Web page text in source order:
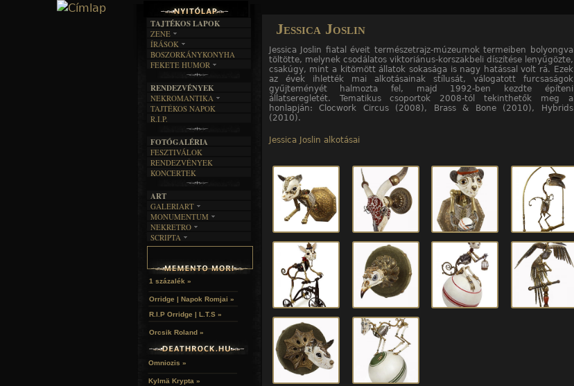
Jessica Joslin
Jessica Joslin fiatal éveit természetrajz-múzeumok termeiben bolyongva
töltötte, melynek csodálatos viktoriánus-korszakbeli díszítése lenyűgözte,
csakúgy, mint a kitömött állatok sokasága is nagy hatással volt rá. Ezek
az évek ihlették mai alkotásainak stílusát, válogatott furcsaságok
gyűjteményét halmozta fel, majd 1992-ben kezdte építeni
állatseregletét. Tematikus csoportok 2008-tól tekinthetők meg a
honlapján: Clocwork Circus (2008), Brass & Bone (2010), Hybrids
(2010).
Jessica Joslin alkotásai
10 /1. kép
10 /2. kép
10 /3. kép
10 /4. kép
10 /5. kép
10 /6. kép
10 /7. kép
10 /8. kép
10 /9. kép
10 /10. kép
TAJTÉKOS LAPOK
ZENE
EGYÜTTESEK
INTERJÚK
FORDÍTÁSOK
DALSZÖVEGEK
ÍRÁSOK
IRODALOM
FILM
MŰVÉSZET
ÍRÁSTÖRTÉNET
BOSZORKÁNYKONYHA
FEKETE HUMOR
SZÖVEGES
RENDEZVÉNYEK
NEKROMANTIKA
AKTUÁLIS
A MÚLT
TAJTÉKOS NAPOK
R.I.P.
FOTÓGALÉRIA
FESZTIVÁLOK
RENDEZVÉNYEK
KONCERTEK
ART
GALERIART
ARTGALERI
KÉPREGÉNYEK
LAKÁSKULTS
MONUMENTUM
TEMETŐK
TEMPLOMOK
HELYEK
NEKRETRO
SZUBKULT
RELIKVIÁK
SCRIPTA
NOVELLÁK
HALÁLTÁNC
1 százalék »
Orridge | Napok Romjai »
R.I.P Orridge | L.T.S »
Orcsik Roland »
Omniozis »
Kylmä Krypta »